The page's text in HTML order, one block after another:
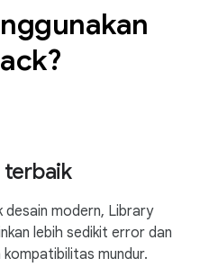
modern, Library
lebih sedikit error dan
mundur.